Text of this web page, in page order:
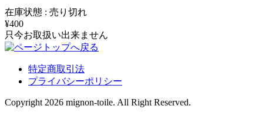
在庫状態 : 売り切れ
¥400
只今お取扱い出来ません
特定商取引法
プライバシーポリシー
Copyright 2026 mignon-toile. All Right Reserved.